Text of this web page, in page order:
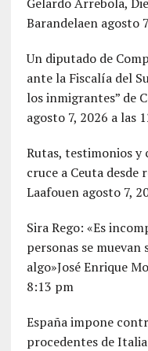
Barandelaen agosto
Un diputado de
ante la Fiscalía del
los inmigrantes” de
agosto 7, 2026 a las
Rutas, testimonios y
cruce a Ceuta desde
Laafouen agosto 7,
Sira Rego: «Es
personas se muevan
algo»José Enrique
8:13 pm
España impone
procedentes de